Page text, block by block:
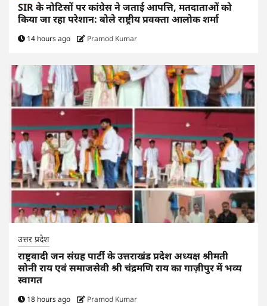
SIR के नोटिसों पर कांग्रेस ने जताई आपत्ति, मतदाताओं को
किया जा रहा परेशान: बोले राष्ट्रीय प्रवक्ता आलोक शर्मा
14 hours ago Pramod Kumar
उत्तर प्रदेश
राष्ट्रवादी जन संग्रह पार्टी के उत्तराखंड प्रदेश अध्यक्ष श्रीमती
सोनी राय एवं समाजसेवी श्री चंद्रमणि राय का गाज़ीपुर में भव्य
स्वागत
18 hours ago Pramod Kumar